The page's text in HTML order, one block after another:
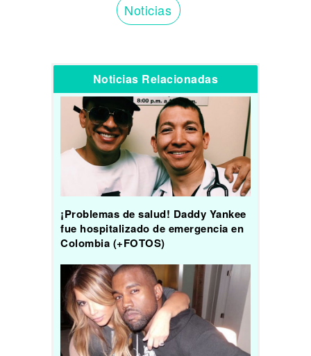
Noticias
Noticias Relacionadas
¡Problemas de salud! Daddy Yankee
fue hospitalizado de emergencia en
Colombia (+FOTOS)